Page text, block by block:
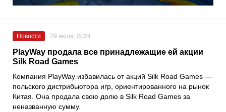
Новости 29 июля, 2024
PlayWay продала все принадлежащие ей акции
Silk Road Games
Компания PlayWay избавилась от акций Silk Road Games —
польского дистрибьютора игр, ориентированного на рынок
Китая. Она продала свою долю в Silk Road Games за
неназванную сумму.